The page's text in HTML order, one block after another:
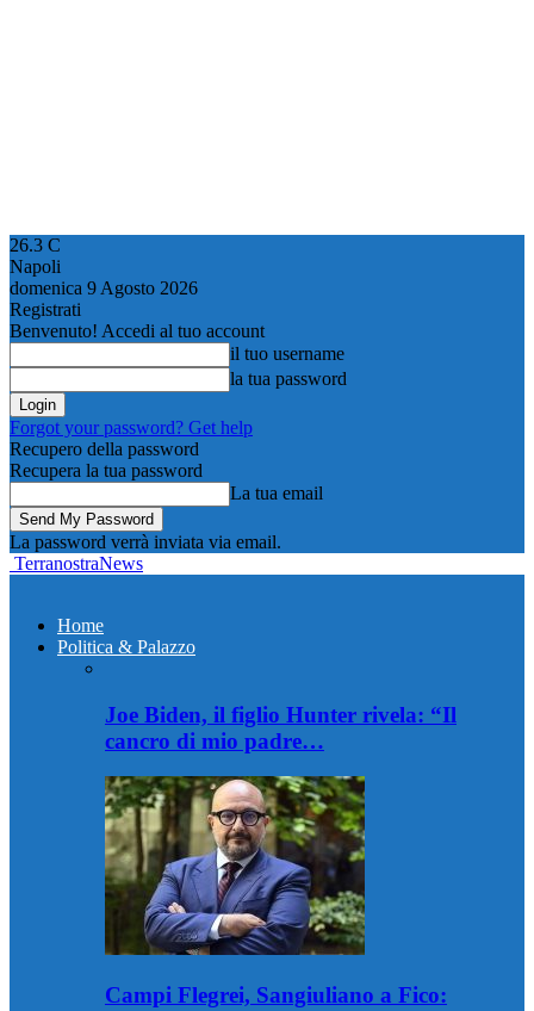
26.3 C
Napoli
domenica 9 Agosto 2026
Registrati
Benvenuto! Accedi al tuo account
il tuo username
la tua password
Forgot your password? Get help
Recupero della password
Recupera la tua password
La tua email
La password verrà inviata via email.
TerranostraNews
Home
Politica & Palazzo
Joe Biden, il figlio Hunter rivela: “Il
cancro di mio padre…
Campi Flegrei, Sangiuliano a Fico: